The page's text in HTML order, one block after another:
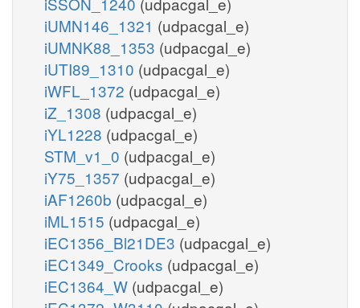
iUMN146_1321 (udpacgal_e)
iUMNK88_1353 (udpacgal_e)
iUTI89_1310 (udpacgal_e)
iWFL_1372 (udpacgal_e)
iZ_1308 (udpacgal_e)
iYL1228 (udpacgal_e)
STM_v1_0 (udpacgal_e)
iY75_1357 (udpacgal_e)
iAF1260b (udpacgal_e)
iML1515 (udpacgal_e)
iEC1356_Bl21DE3 (udpacgal_e)
iEC1349_Crooks (udpacgal_e)
iEC1364_W (udpacgal_e)